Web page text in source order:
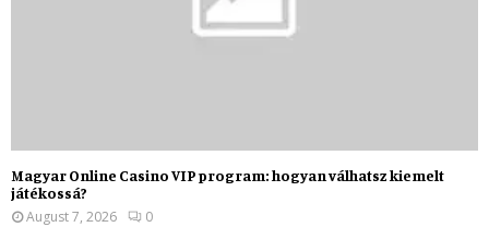
Magyar Online Casino VIP program: hogyan válhatsz kiemelt
játékossá?
August 7, 2026
0